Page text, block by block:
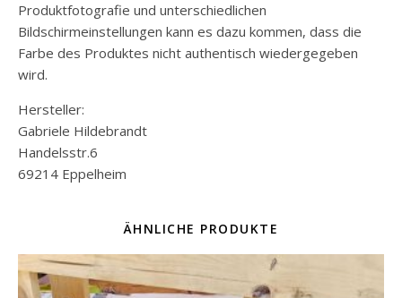
Produktfotografie und unterschiedlichen
Bildschirmeinstellungen kann es dazu kommen, dass die
Farbe des Produktes nicht authentisch wiedergegeben
wird.
Hersteller:
Gabriele Hildebrandt
Handelsstr.6
69214 Eppelheim
ÄHNLICHE PRODUKTE